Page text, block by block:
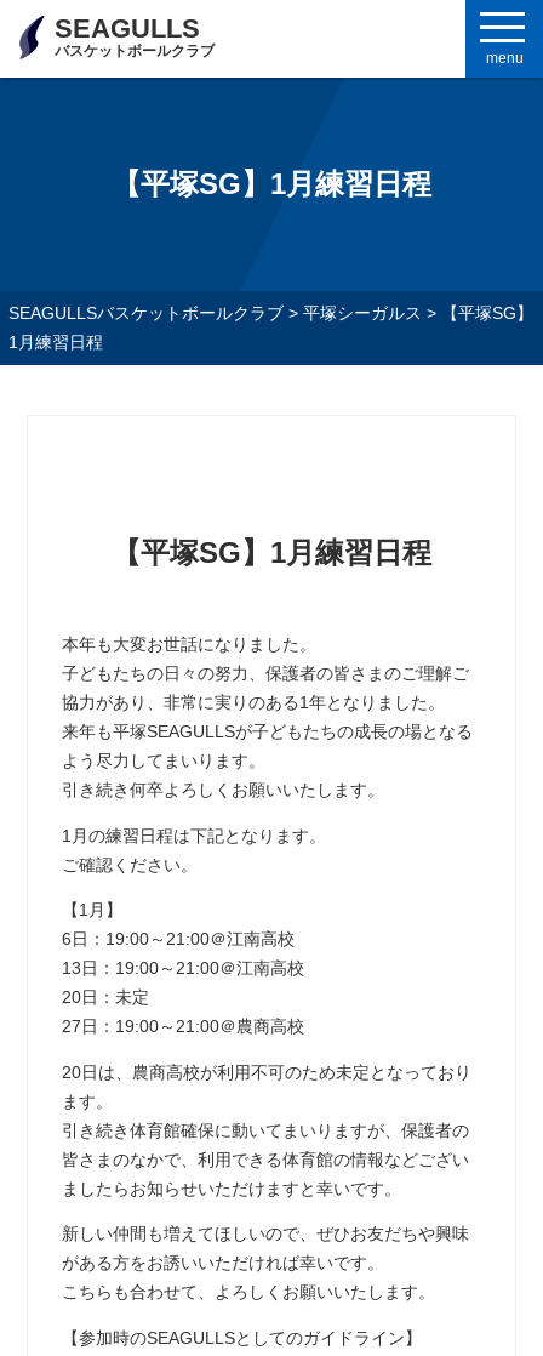
SEAGULLS
バスケットボールクラブ menu
【平塚SG】1月練習日程
SEAGULLSバスケットボールクラブ> 平塚シーガルス >
【平塚SG】
1月練習日程
【平塚SG】1月練習日程
本年も大変お世話になりました。
子どもたちの日々の努力、保護者の皆さまのご理解ご
協力があり、非常に実りのある1年となりました。
来年も平塚SEAGULLSが子どもたちの成長の場となる
よう尽力してまいります。
引き続き何卒よろしくお願いいたします。
1月の練習日程は下記となります。
ご確認ください。
【1月】
6日：19:00～21:00＠江南高校
13日：19:00～21:00＠江南高校
20日：未定
27日：19:00～21:00＠農商高校
20日は、農商高校が利用不可のため未定となっており
ます。
引き続き体育館確保に動いてまいりますが、保護者の
皆さまのなかで、利用できる体育館の情報などござい
ましたらお知らせいただけますと幸いです。
新しい仲間も増えてほしいので、ぜひお友だちや興味
がある方をお誘いいただければ幸いです。
こちらも合わせて、よろしくお願いいたします。
【参加時のSEAGULLSとしてのガイドライン】